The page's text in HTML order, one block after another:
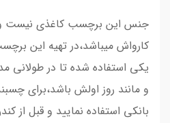
​​​​جنس این برچسب کاغذی نیست
کارواش میباشد،در تهیه این
یکی استفاده شده تا در طولانی
و مانند روز اولش باشد،برای
بانکی استفاده نمایید و قبل از